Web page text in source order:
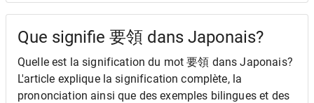
Que signifie 要領 dans Japonais?
Quelle est la signification du mot 要領 dans Japonais?
L'article explique la signification complète, la
prononciation ainsi que des exemples bilingues et des